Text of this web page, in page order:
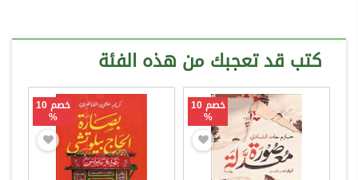
كتب قد تعجبك من هذه الفئة
خصم 10
%
خصم 10
%